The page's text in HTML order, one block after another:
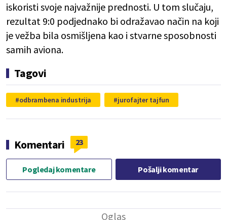
iskoristi svoje najvažnije prednosti. U tom slučaju,
rezultat 9:0 podjednako bi odražavao način na koji
je vežba bila osmišljena kao i stvarne sposobnosti
samih aviona.
Tagovi
odbrambena industrija jurofajter tajfun
Komentari 23
Pogledaj komentare Pošalji komentar